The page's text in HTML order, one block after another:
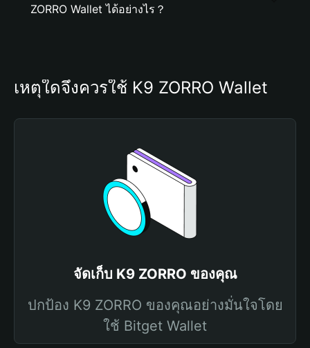
ZORRO Wallet ได้อย่างไร？
เหตุใดจึงควรใช้ K9 ZORRO Wallet
จัดเก็บ K9 ZORRO ของคุณ
ปกป้อง K9 ZORRO ของคุณอย่างมั่นใจโดย
ใช้ Bitget Wallet